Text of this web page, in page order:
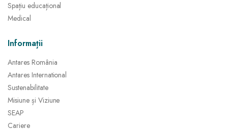
Spațiu educațional
Medical
Informații
Antares România
Antares International
Sustenabilitate
Misiune și Viziune
SEAP
Cariere